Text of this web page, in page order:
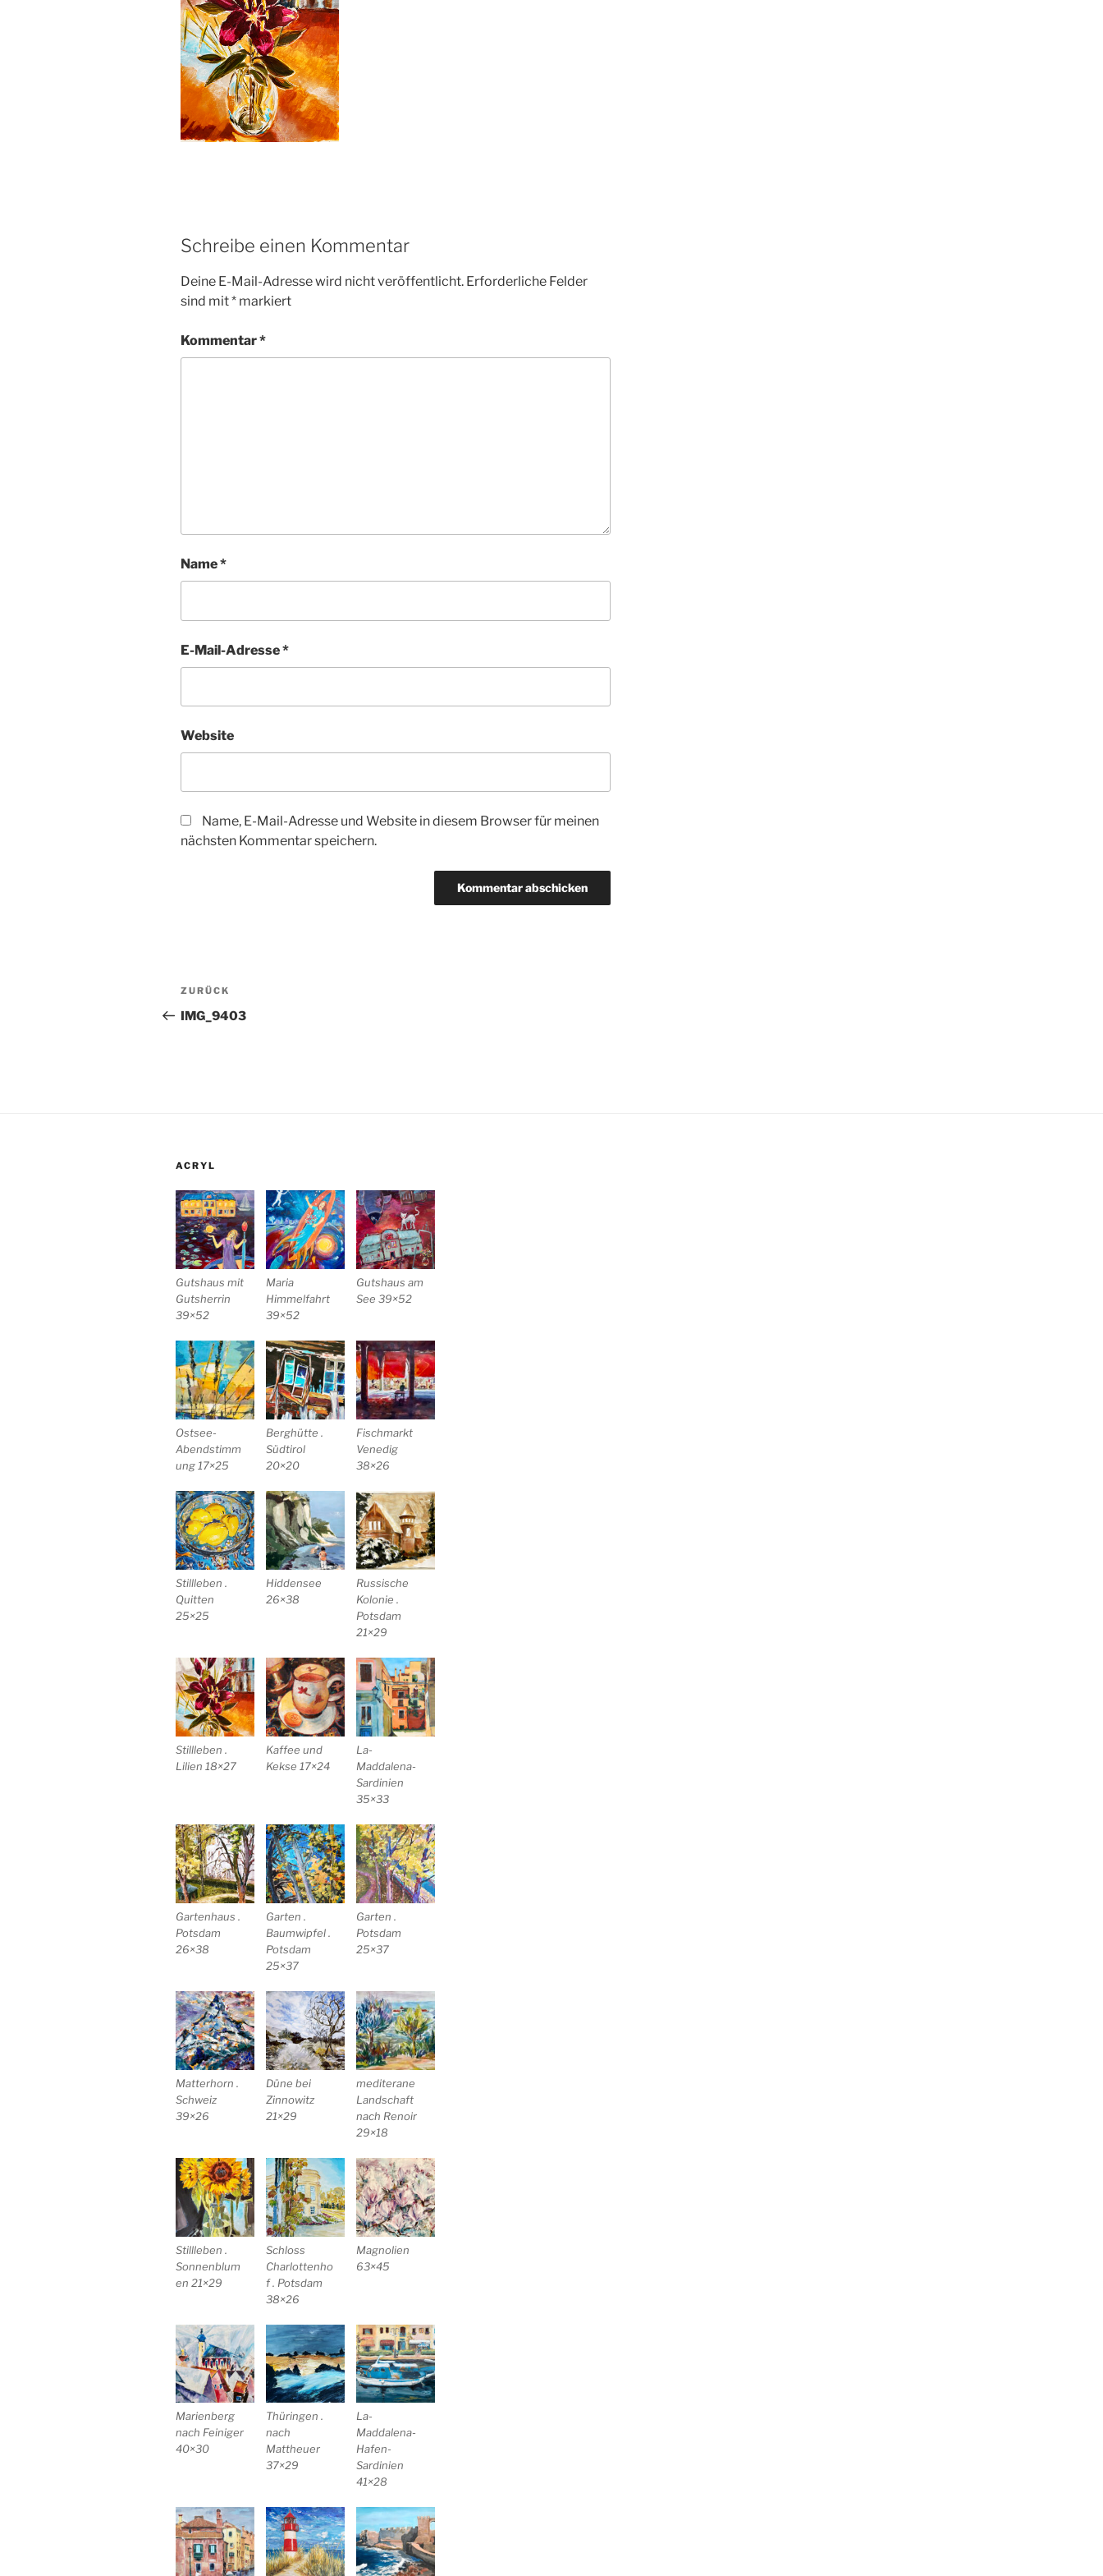
Schreibe einen Kommentar
Deine E-Mail-Adresse wird nicht veröffentlicht. Erforderliche Felder
sind mit* markiert
Kommentar*
Name*
E-Mail-Adresse*
Website
Name, E-Mail-Adresse und Website in diesem Browser für meinen
nächsten Kommentar speichern.
Beitragsnavigation
Vorheriger
Beitrag
ZURÜCK
IMG_9403
ACRYL
Gutshaus mit
Gutsherrin
39×52
Maria
Himmelfahrt
39×52
Gutshaus am
See 39×52
Ostsee-
Abendstimm
ung 17×25
Berghütte .
Südtirol
20×20
Fischmarkt
Venedig
38×26
Stillleben .
Quitten
25×25
Hiddensee
26×38
Russische
Kolonie .
Potsdam
21×29
Stillleben .
Lilien 18×27
Kaffee und
Kekse 17×24
La-
Maddalena-
Sardinien
35×33
Gartenhaus .
Potsdam
26×38
Garten .
Baumwipfel .
Potsdam
25×37
Garten .
Potsdam
25×37
Matterhorn .
Schweiz
39×26
Düne bei
Zinnowitz
21×29
mediterane
Landschaft
nach Renoir
29×18
Stillleben .
Sonnenblum
en 21×29
Schloss
Charlottenho
f . Potsdam
38×26
Magnolien
63×45
Marienberg
nach Feiniger
40×30
Thüringen .
nach
Mattheuer
37×29
La-
Maddalena-
Hafen-
Sardinien
41×28